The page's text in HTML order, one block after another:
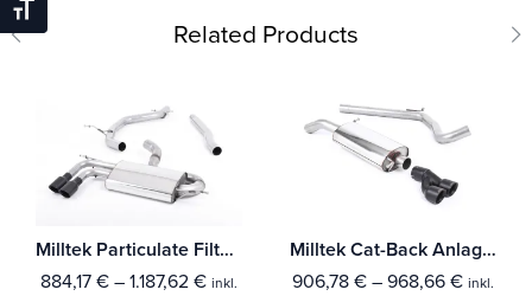
Schrift Vergrößern
Related Products
Milltek Particulate Filter-back Audi A3 2.0 TDI 170PS 2WD 3-Türer DPF
884,17 € – 1.187,62 € inkl.
Milltek Cat-Back Anlage Audi A1 1.4 TFSI S line 150PS ACT
906,78 € – 968,66 € inkl.